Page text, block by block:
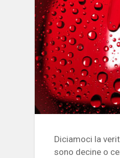
Diciamoci la
sono decine o